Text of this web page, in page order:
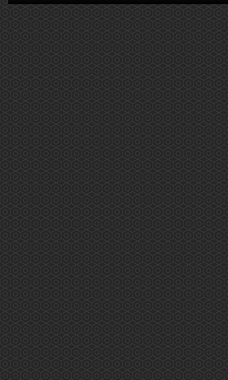
(2020.02.14)
2019新型冠狀病毒(COVID-19): 量度體溫篇 更新
日期:2020年2月14日 近期大家可能對自己的體温
特別注意，以下提供了一些大家需要注意的事
項，供大家參考。 温度計的種類： 1. 水銀或
酒精玻璃溫度計 原理是透過水銀或酒精的熱膨脹
測量口腔、直腸或腋下體溫。由於洩漏水銀會對
環境和人體有害，所以應盡量...
More
2019新型冠狀病毒(COVID-19)，藥劑師如何建
議? (2020.02.12 更新)
2019新型冠狀病毒(COVID-19)，藥劑師如何建
議? 更新日期: 2020年2月12日 ...
More
香港電台「藥問藥劑師」(2019.12.31更新)
香港電台「新紫荊廣場」與香港藥學會一起製作
的新環節——「藥問藥劑師」 2019/12/31 第二
十集(按下連結進入重溫網址) 主題: 吸煙飲酒不有
型 個人簡介: 龐愛蘭藥劑師是香港藥學會會長。
...
More
香港藥學會疫苗注射外展工作 (2019.11.29)
香港藥學會疫苗注射外展工作 香港藥學會成員
完成學會舉辦的「疫苗注射訓練課程及實踐」計
劃後，正式參與了衛生署疫苗資助計劃。由課
程、實習、外展疫苗注射等都已完滿完成。我們
很高興已有十二位香港藥學會的藥劑師完全掌握
疫苗注射的技巧、熟悉流程及處理危機的方法。
香港藥學會的藥劑師已完成超過600個疫苗注射
工作。 本會的藥劑師曾參與美國、英國及本會
的疫...
More
Understanding the Electronic Health Record
Sharing System- New Milestone New Horizon
(2019.09.13)
...
More
與社區藥劑師交流(2019.09.10)
2019/09/10 有幸與荃灣區工作的社區藥劑師交流
及分享...
More